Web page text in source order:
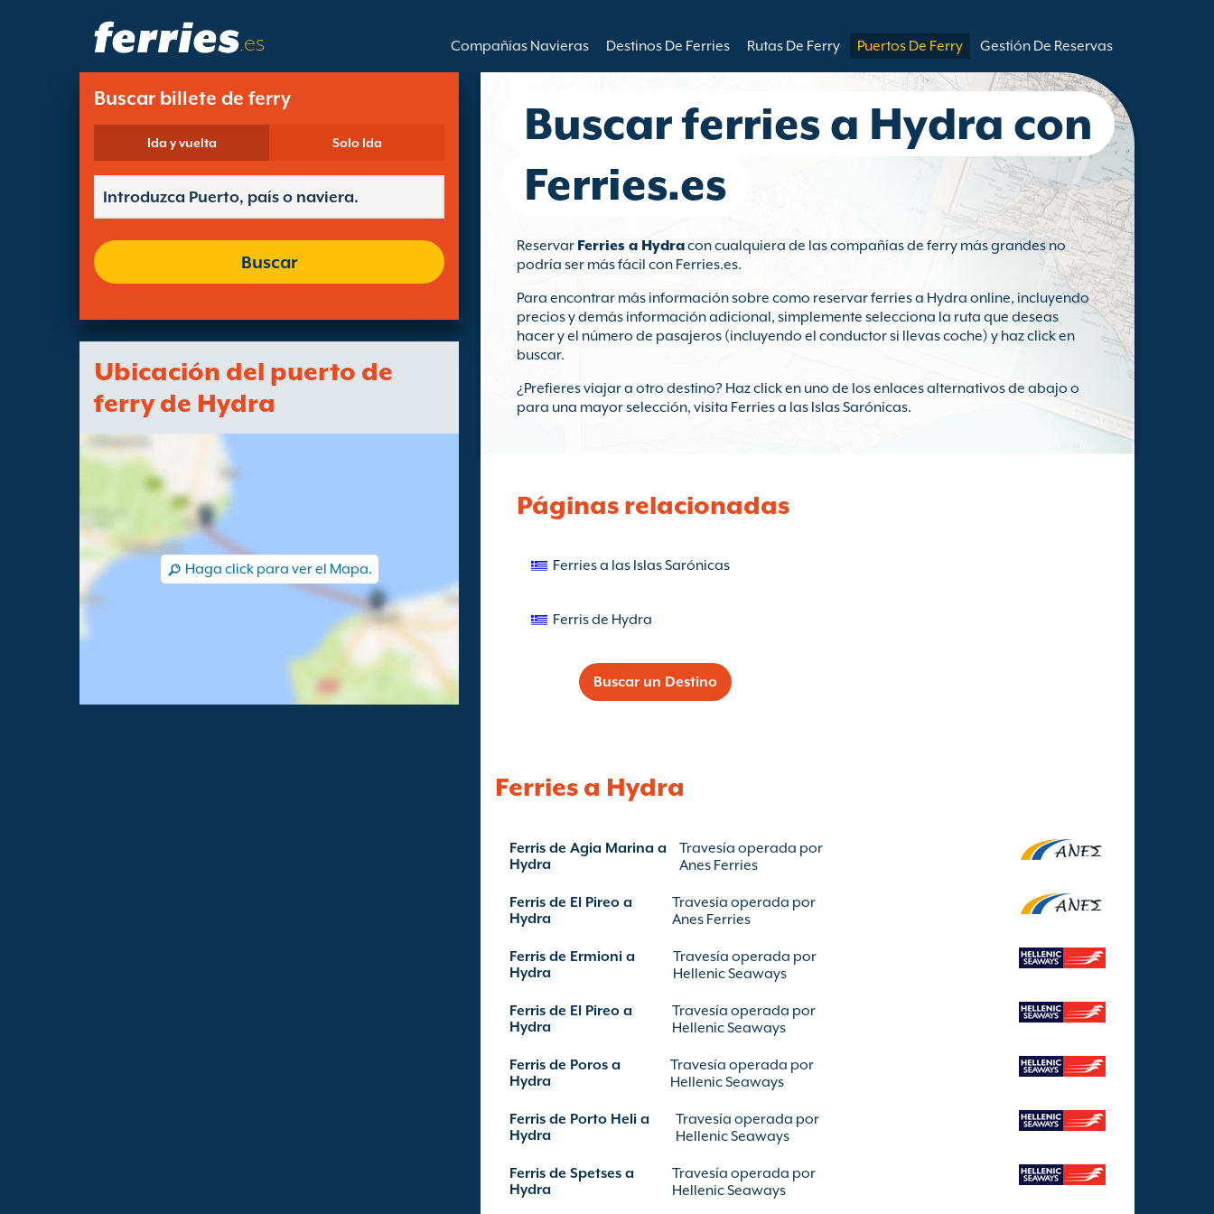
.es Compañías Navieras Destinos De Ferries Rutas De Ferry Puertos De Ferry Gestión De Reservas
Buscar billete de ferry
Ida y vuelta Solo Ida
Buscar
Ubicación del puerto de
ferry de Hydra
Haga click para ver el Mapa.
Buscar ferries a Hydra con
Ferries.es
Reservar Ferries a Hydracon cualquiera de las compañías de ferry más grandes no
podría ser más fácil con Ferries.es.
Para encontrar más información sobre como reservar ferries a Hydra online, incluyendo
precios y demás información adicional, simplemente selecciona la ruta que deseas
hacer y el número de pasajeros (incluyendo el conductor si llevas coche) y haz click en
buscar.
¿Prefieres viajar a otro destino? Haz click en uno de los enlaces alternativos de abajo o
para una mayor selección, visita Ferries a las Islas Sarónicas.
Ferries a Hydra
Ferris de Agia Marina a
Hydra
Travesía operada por
Anes Ferries
Ferris de El Pireo a
Hydra
Travesía operada por
Anes Ferries
Ferris de Ermioni a
Hydra
Travesía operada por
Hellenic Seaways
Ferris de El Pireo a
Hydra
Travesía operada por
Hellenic Seaways
Ferris de Poros a
Hydra
Travesía operada por
Hellenic Seaways
Ferris de Porto Heli a
Hydra
Travesía operada por
Hellenic Seaways
Ferris de Spetses a
Hydra
Travesía operada por
Hellenic Seaways
Páginas relacionadas
Ferries a las Islas Sarónicas
Ferris de Hydra
Buscar un Destino